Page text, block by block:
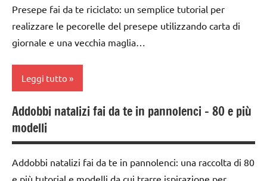
TUTTI GLI
ARTICOLI
di
avvento
FESTE
Natale
TUTTI GLI
ARTICOLI
Presepe fai da te riciclato: un semplice tutorial per
realizzare le pecorelle del presepe utilizzando carta di
giornale e una vecchia maglia…
Leggi tutto
3a
settimana
di
avvento
Addobbi natalizi fai da te in pannolenci – 80 e più
modelli
Addobbi natalizi fai da te in pannolenci: una raccolta di 80